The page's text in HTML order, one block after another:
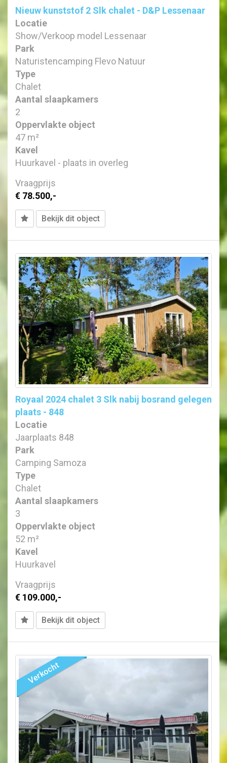
Nieuw kunststof 2 Slk chalet - D&P Lessenaar
Locatie
Show/Verkoop model Lessenaar
Park
Naturistencamping Flevo Natuur
Type
Chalet
Aantal slaapkamers
2
Oppervlakte object
47 m²
Kavel
Huurkavel - plaats in overleg
Vraagprijs
€ 78.500,-
Bekijk dit object
Royaal 2024 chalet 3 Slk nabij bosrand gelegen
plaats - 848
Locatie
Jaarplaats 848
Park
Camping Samoza
Type
Chalet
Aantal slaapkamers
3
Oppervlakte object
52 m²
Kavel
Huurkavel
Vraagprijs
€ 109.000,-
Bekijk dit object